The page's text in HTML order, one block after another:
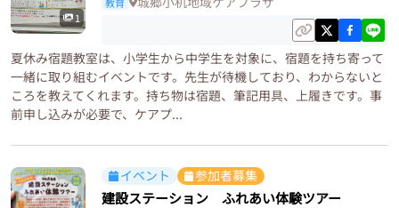
1
夏休み宿題教室は、小学生から中学生を対象に、宿題を持ち寄って
一緒に取り組むイベントです。先生が待機しており、わからないと
ころを教えてくれます。持ち物は宿題、筆記用具、上履きです。事
前申し込みが必要で、ケアプ...
イベント 参加者募集
建設ステーション ふれあい体験ツアー